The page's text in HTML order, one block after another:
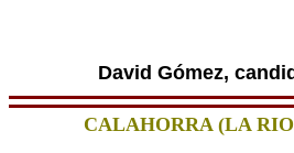
David Gómez,
CALAHORRA (LA